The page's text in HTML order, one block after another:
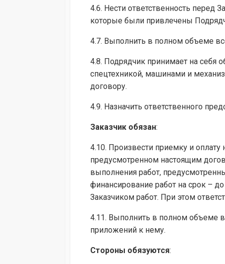
4.6. Нести ответственность перед
которые были привлечены
4.7. Выполнить в полном объеме
4.8. Подрядчик принимает на себя
спецтехникой, машинами и
договору.
4.9. Назначить ответственного
Заказчик обязан:
4.10. Произвести приемку и
предусмотренном настоящим
выполнения работ,
финансирование работ на срок –
Заказчиком работ. При этом
4.11. Выполнить в полном объеме
приложений к нему.
Стороны обязуются: